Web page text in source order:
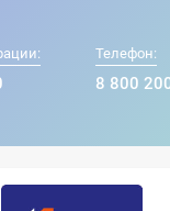
Телефон:
8 800